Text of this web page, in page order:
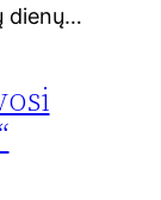
dienų…